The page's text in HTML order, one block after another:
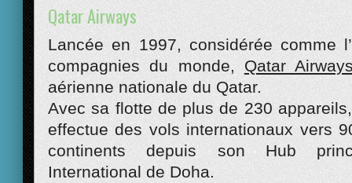
Qatar Airways
Lancée en 1997, considérée comme
compagnies du monde, Qatar
aérienne nationale du Qatar.
Avec sa flotte de plus de 230
effectue des vols internationaux vers
continents depuis son Hub
International de Doha.